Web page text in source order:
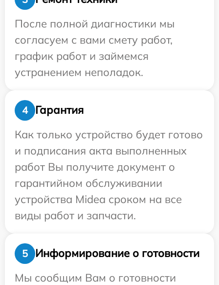
После полной диагностики мы
согласуем с вами смету работ,
график работ и займемся
устранением неполадок.
4
Гарантия
Как только устройство будет готово
и подписания акта выполненных
работ Вы получите документ о
гарантийном обслуживании
устройства Midea сроком на все
виды работ и запчасти.
5
Информирование о готовности
Мы сообщим Вам о готовности